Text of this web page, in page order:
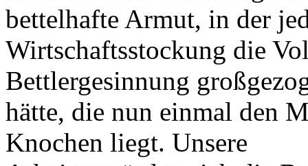
bettelhafte Armut, in der
Wirtschaftsstockung die
Bettlergesinnung
hätte, die nun einmal den
Knochen liegt. Unsere